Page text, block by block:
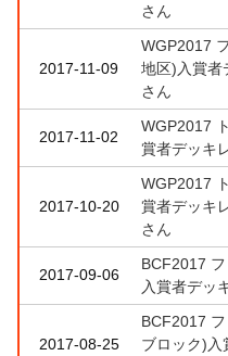
さん
2017-11-09
WGP2017
地区)入賞者
さん
2017-11-02
WGP2017
賞者デッキ
2017-10-20
WGP2017
賞者デッキ
さん
2017-09-06
BCF2017
入賞者デッ
2017-08-25
BCF2017
ブロック)入